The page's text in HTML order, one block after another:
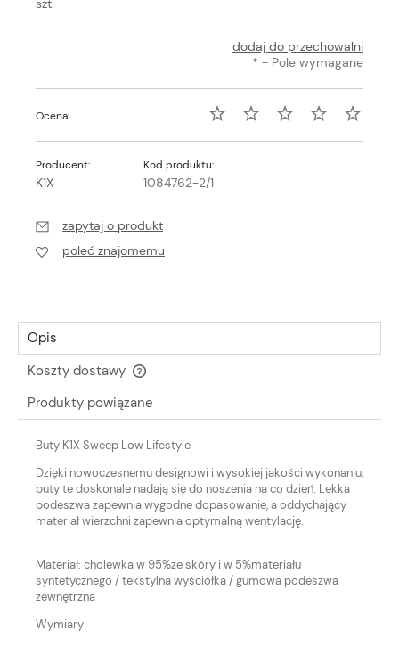
szt.
dodaj do przechowalni
* - Pole wymagane
Ocena:
Producent:
K1X
Kod produktu:
1084762-2/1
zapytaj o produkt
poleć znajomemu
Opis
Koszty dostawy
Cena nie zawiera ewentualnych kosztów płatności
Produkty powiązane
Buty K1X Sweep Low Lifestyle
Dzięki nowoczesnemu designowi i wysokiej jakości wykonaniu,
buty te doskonale nadają się do noszenia na co dzień. Lekka
podeszwa zapewnia wygodne dopasowanie, a oddychający
materiał wierzchni zapewnia optymalną wentylację.
Materiał: cholewka w 95%ze skóry i w 5%materiału
syntetycznego / tekstylna wyściółka / gumowa podeszwa
zewnętrzna
Wymiary